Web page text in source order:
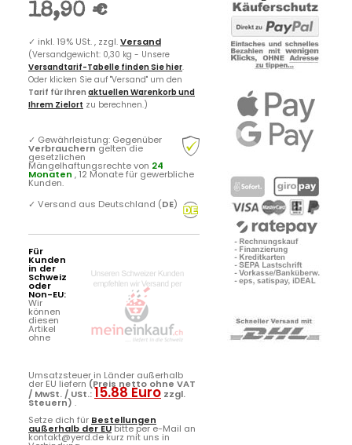
18,90 €
✓ inkl. 19% USt. , zzgl.Versand
(Versandgewicht: 0,30 kg - Unsere
Versandtarif-Tabelle finden Sie hier.
Oder klicken Sie auf "Versand" um den
Tarif für Ihren aktuellen Warenkorb und
Ihrem Zielort zu berechnen.)
✓ Gewährleistung: Gegenüber
Verbrauchern gelten die
gesetzlichen
Mängelhaftungsrechte von 24
Monaten , 12 Monate für gewerbliche
Kunden.
✓ Versand aus Deutschland (DE)
Für
Kunden
in der
Schweiz
oder
Non-EU:
Wir
können
diesen
Artikel
ohne
Umsatzsteuer in Länder außerhalb
der EU liefern (Preis netto ohne VAT
/ MwSt. / USt.:15.88 Euro zzgl.
Steuern) .
Setze dich für Bestellungen
außerhalb der EUbitte per e-Mail an
kontakt@yerd.de kurz mit uns in